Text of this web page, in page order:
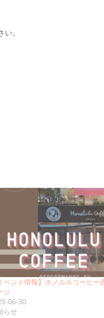
。
ベント情報】ホノルルコーヒー
ジ
06-30
らせ